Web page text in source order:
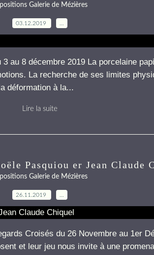
Galerie de Mézières
03.12.2019
au 8 décembre 2019 La porcelaine
La recherche de ses limites
déformation à la...
Lire la suite
Pasquiou er Jean Claude
Galerie de Mézières
26.11.2019
Croisés du 26 Novembre au 1er
et leur jeu nous invite à une